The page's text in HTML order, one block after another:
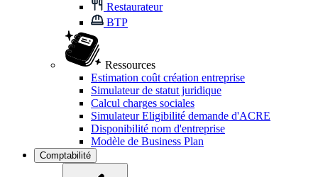
Restaurateur
BTP
Ressources
Estimation coût création entreprise
Simulateur de statut juridique
Calcul charges sociales
Simulateur Eligibilité demande d'ACRE
Disponibilité nom d'entreprise
Modèle de Business Plan
Comptabilité